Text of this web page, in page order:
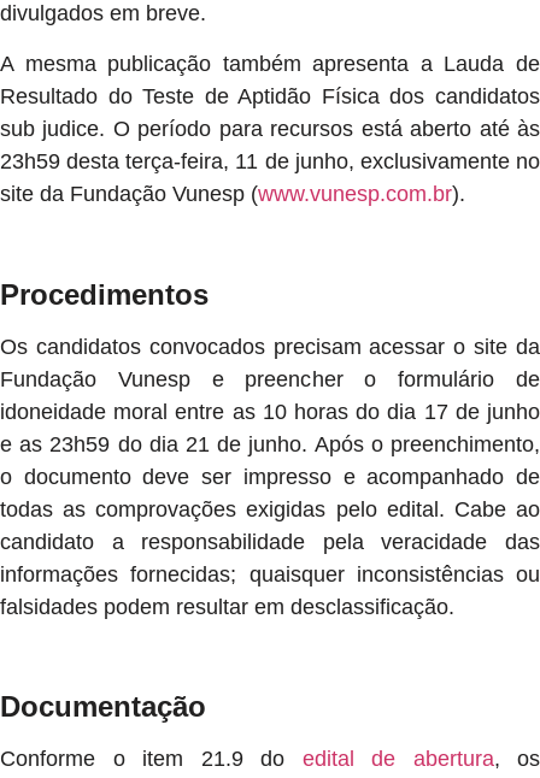
divulgados em breve.
A mesma publicação também apresenta a Lauda de
Resultado do Teste de Aptidão Física dos candidatos
sub judice. O período para recursos está aberto até às
23h59 desta terça-feira, 11 de junho, exclusivamente no
site da Fundação Vunesp (www.vunesp.com.br).
Procedimentos
Os candidatos convocados precisam acessar o site da
Fundação Vunesp e preencher o formulário de
idoneidade moral entre as 10 horas do dia 17 de junho
e as 23h59 do dia 21 de junho. Após o preenchimento,
o documento deve ser impresso e acompanhado de
todas as comprovações exigidas pelo edital. Cabe ao
candidato a responsabilidade pela veracidade das
informações fornecidas; quaisquer inconsistências ou
falsidades podem resultar em desclassificação.
Documentação
Conforme o item 21.9 do edital de abertura, os